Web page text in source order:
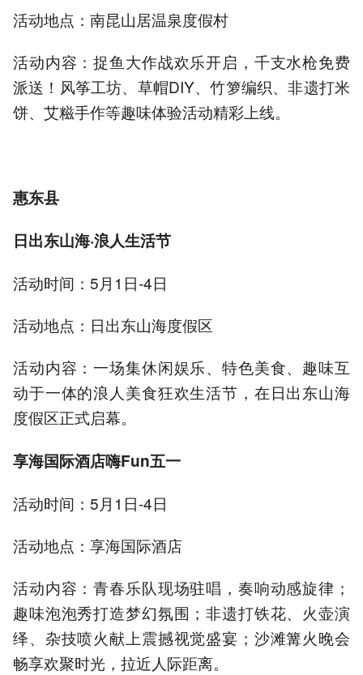
活动地点：南昆山居温泉度假村
活动内容：捉鱼大作战欢乐开启，千支水枪免费
派送！风筝工坊、草帽DIY、竹箩编织、非遗打米
饼、艾糍手作等趣味体验活动精彩上线。
惠东县
日出东山海·浪人生活节
活动时间：5月1日-4日
活动地点：日出东山海度假区
活动内容：一场集休闲娱乐、特色美食、趣味互
动于一体的浪人美食狂欢生活节，在日出东山海
度假区正式启幕。
享海国际酒店嗨Fun五一
活动时间：5月1日-4日
活动地点：享海国际酒店
活动内容：青春乐队现场驻唱，奏响动感旋律；
趣味泡泡秀打造梦幻氛围；非遗打铁花、火壶演
绎、杂技喷火献上震撼视觉盛宴；沙滩篝火晚会
畅享欢聚时光，拉近人际距离。